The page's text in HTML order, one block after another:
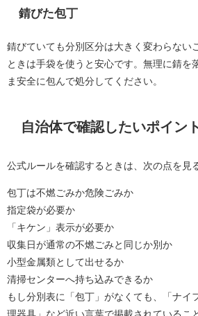
錆びた包丁
錆びていても分別区分は大きく変わらない
ときは手袋を使うと安心です。無理に錆を
ま安全に包んで処分してください。
自治体で確認したいポイント
公式ルールを確認するときは、次の点を見
包丁は不燃ごみか危険ごみか
指定袋が必要か
「キケン」表示が必要か
収集日が通常の不燃ごみと同じか別か
小型金属類として出せるか
清掃センターへ持ち込みできるか
もし分別表に「包丁」がなくても、「ナイ